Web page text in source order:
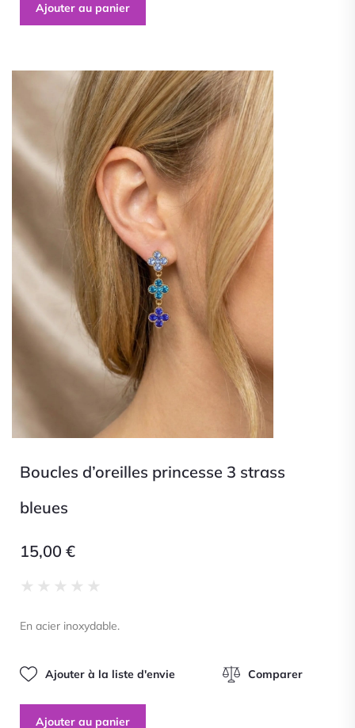
Ajouter au panier
Boucles d’oreilles princesse 3 strass
bleues
15,00 €
★ ★ ★ ★ ★
sur
5
En acier inoxydable.
Ajouter à la liste d'envie Comparer
Ajouter au panier